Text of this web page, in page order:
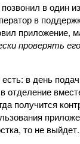
в один
в
приложение,
проверять
в день
отделение
получится
то не выйдет.